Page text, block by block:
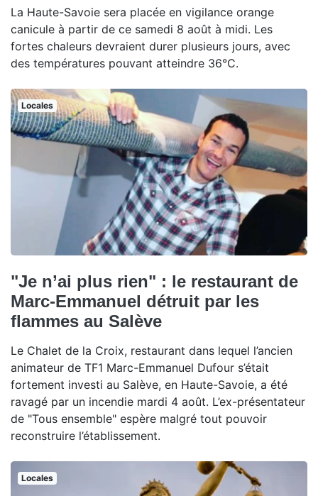
La Haute-Savoie sera placée en vigilance orange
canicule à partir de ce samedi 8 août à midi. Les
fortes chaleurs devraient durer plusieurs jours, avec
des températures pouvant atteindre 36°C.
Locales
"Je n’ai plus rien" : le restaurant de
Marc-Emmanuel détruit par les
flammes au Salève
Le Chalet de la Croix, restaurant dans lequel l’ancien
animateur de TF1 Marc-Emmanuel Dufour s’était
fortement investi au Salève, en Haute-Savoie, a été
ravagé par un incendie mardi 4 août. L’ex-présentateur
de "Tous ensemble" espère malgré tout pouvoir
reconstruire l’établissement.
Locales